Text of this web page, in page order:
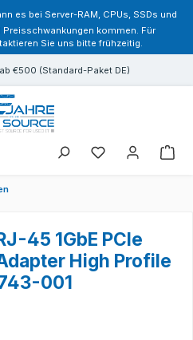
es bei Server-RAM, CPUs, SSDs und
Preisschwankungen kommen. Für
Sie uns bitte frühzeitig.
€500 (Standard-Paket DE)
Sie haben 0
45 1GbE PCIe
High Profile
001